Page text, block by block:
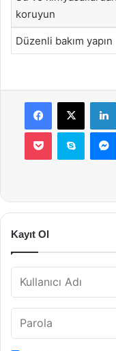
koruyun
Düzenli bakım yapın
Facebook
X
Pocket Skype
Kayıt Ol